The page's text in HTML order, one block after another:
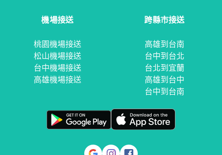
機場接送
桃園機場接送
松山機場接送
台中機場接送
高雄機場接送
跨縣市接送
高雄到台南
台中到台北
台北到宜蘭
高雄到台中
台中到台南